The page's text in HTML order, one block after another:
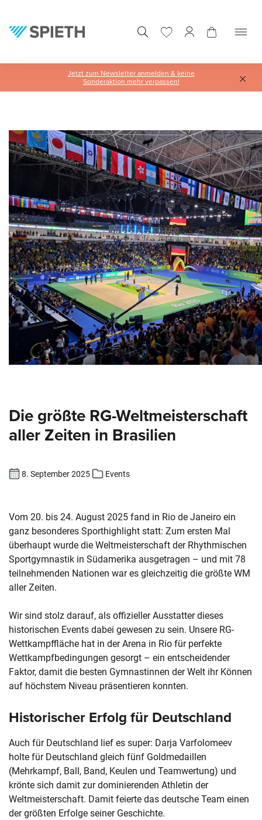
Jetzt zum Newsletter anmelden & keine
Sonderaktion mehr verpassen!
Die größte RG-Weltmeisterschaft
aller Zeiten in Brasilien
8. September 2025 Events
Vom 20. bis 24. August 2025 fand in Rio de Janeiro ein
ganz besonderes Sporthighlight statt: Zum ersten Mal
überhaupt wurde die Weltmeisterschaft der Rhythmischen
Sportgymnastik in Südamerika ausgetragen – und mit 78
teilnehmenden Nationen war es gleichzeitig die größte WM
aller Zeiten.
Wir sind stolz darauf, als offizieller Ausstatter dieses
historischen Events dabei gewesen zu sein. Unsere RG-
Wettkampffläche hat in der Arena in Rio für perfekte
Wettkampfbedingungen gesorgt – ein entscheidender
Faktor, damit die besten Gymnastinnen der Welt ihr Können
auf höchstem Niveau präsentieren konnten.
Historischer Erfolg für Deutschland
Auch für Deutschland lief es super: Darja Varfolomeev
holte für Deutschland gleich fünf Goldmedaillen
(Mehrkampf, Ball, Band, Keulen und Teamwertung) und
krönte sich damit zur dominierenden Athletin der
Weltmeisterschaft. Damit feierte das deutsche Team einen
der größten Erfolge seiner Geschichte.